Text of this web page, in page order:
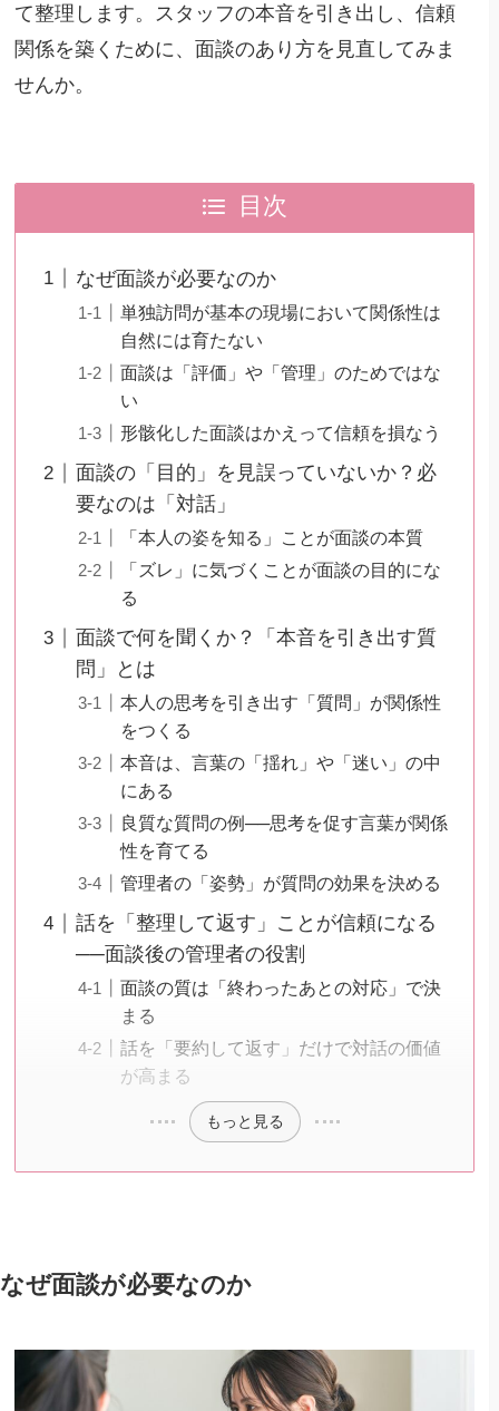
て整理します。スタッフの本音を引き出し、信頼
関係を築くために、面談のあり方を見直してみま
せんか。
目次
なぜ面談が必要なのか
単独訪問が基本の現場において関係性は
自然には育たない
面談は「評価」や「管理」のためではな
い
形骸化した面談はかえって信頼を損なう
面談の「目的」を見誤っていないか？必
要なのは「対話」
「本人の姿を知る」ことが面談の本質
「ズレ」に気づくことが面談の目的にな
る
面談で何を聞くか？「本音を引き出す質
問」とは
本人の思考を引き出す「質問」が関係性
をつくる
本音は、言葉の「揺れ」や「迷い」の中
にある
良質な質問の例──思考を促す言葉が関係
性を育てる
管理者の「姿勢」が質問の効果を決める
話を「整理して返す」ことが信頼になる
──面談後の管理者の役割
面談の質は「終わったあとの対応」で決
まる
話を「要約して返す」だけで対話の価値
が高まる
もっと見る
なぜ面談が必要なのか